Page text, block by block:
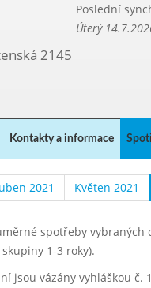
Poslední
Úterý
2145
Kontakty a informace
2021 Květen 2021
spotřeby
1-3 roky).
jsou vázány vyhláškou